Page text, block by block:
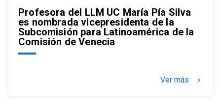
Profesora del LLM UC María Pía Silva
es nombrada vicepresidenta de la
Subcomisión para Latinoamérica de la
Comisión de Venecia
Ver más keyboard_arrow_right